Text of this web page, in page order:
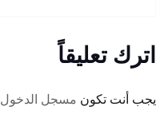
اترك تعليقاً
يجب أنت تكون مسجل الدخول